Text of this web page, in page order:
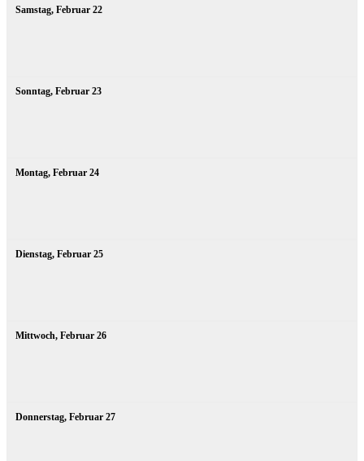
Samstag, Februar 22
Sonntag, Februar 23
Montag, Februar 24
Dienstag, Februar 25
Mittwoch, Februar 26
Donnerstag, Februar 27